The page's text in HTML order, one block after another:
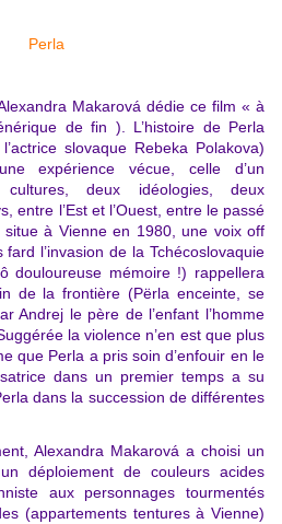
Makarová dédie ce film « à
de fin ). L’histoire de Perla
slovaque Rebeka Polakova)
expérience vécue, celle d’un
deux idéologies, deux
entre l’Est et l’Ouest, entre le passé
situe à Vienne en 1980, une voix off
l’invasion de la Tchécoslovaquie
douloureuse mémoire !) rappellera
de la frontière (Përla enceinte, se
Andrej le père de l’enfant l’homme
la violence n’en est que plus
que Perla a pris soin d’enfouir en le
dans un premier temps a su
dans la succession de différentes
Alexandra Makarová a choisi un
déploiement de couleurs acides
aux personnages tourmentés
(appartements tentures à Vienne)